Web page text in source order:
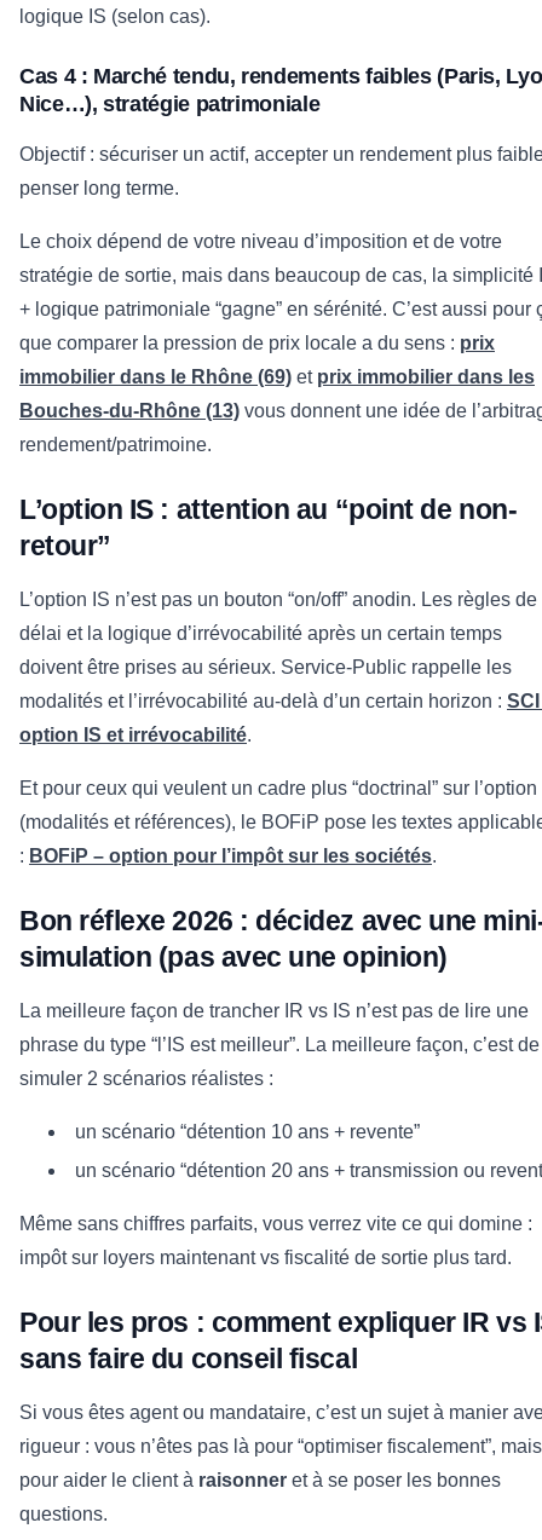
logique IS (selon cas).
Cas 4 : Marché tendu, rendements faibles (Paris,
Nice…), stratégie patrimoniale
Objectif : sécuriser un actif, accepter un rendement plus
penser long terme.
Le choix dépend de votre niveau d’imposition et de votre
stratégie de sortie, mais dans beaucoup de cas, la simplicité
+ logique patrimoniale “gagne” en sérénité. C’est aussi pour
que comparer la pression de prix locale a du sens : prix
immobilier dans le Rhône (69) et prix immobilier dans les
Bouches-du-Rhône (13) vous donnent une idée de
rendement/patrimoine.
L’option IS : attention au “point de non-
retour”
L’option IS n’est pas un bouton “on/off” anodin. Les règles de
délai et la logique d’irrévocabilité après un certain temps
doivent être prises au sérieux. Service-Public rappelle les
modalités et l’irrévocabilité au-delà d’un certain horizon :
option IS et irrévocabilité.
Et pour ceux qui veulent un cadre plus “doctrinal” sur l’option
(modalités et références), le BOFiP pose les textes
: BOFiP – option pour l’impôt sur les sociétés.
Bon réflexe 2026 : décidez avec une
simulation (pas avec une opinion)
La meilleure façon de trancher IR vs IS n’est pas de lire une
phrase du type “l’IS est meilleur”. La meilleure façon, c’est de
simuler 2 scénarios réalistes :
un scénario “détention 10 ans + revente”
un scénario “détention 20 ans + transmission ou
Même sans chiffres parfaits, vous verrez vite ce qui domine :
impôt sur loyers maintenant vs fiscalité de sortie plus tard.
Pour les pros : comment expliquer IR vs
sans faire du conseil fiscal
Si vous êtes agent ou mandataire, c’est un sujet à manier
rigueur : vous n’êtes pas là pour “optimiser fiscalement”, mais
pour aider le client à raisonner et à se poser les bonnes
questions.